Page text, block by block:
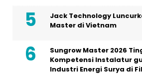
Jack Technology
Master di Vietnam
Sungrow Master 2026
Kompetensi Instalatur
Industri Energi Surya di